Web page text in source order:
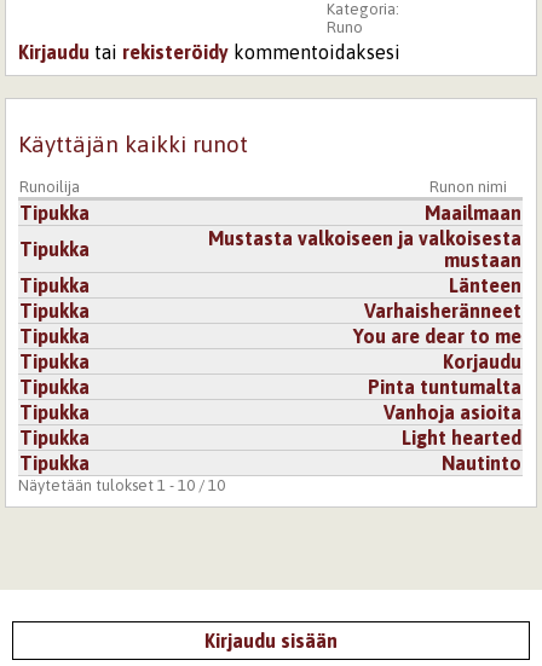
Kategoria:
Runo
Kirjaudu tai rekisteröidy kommentoidaksesi
Käyttäjän kaikki runot
Runoilija Runon nimi
Tipukka
Maailmaan
Tipukka
Mustasta valkoiseen ja valkoisesta
mustaan
Tipukka
Länteen
Tipukka
Varhaisheränneet
Tipukka
You are dear to me
Tipukka
Korjaudu
Tipukka
Pinta tuntumalta
Tipukka
Vanhoja asioita
Tipukka
Light hearted
Tipukka
Nautinto
Näytetään tulokset 1 - 10 / 10
Kirjaudu sisään